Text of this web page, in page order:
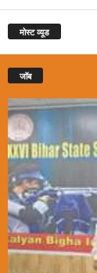
मोस्ट व्यूड
जॉब